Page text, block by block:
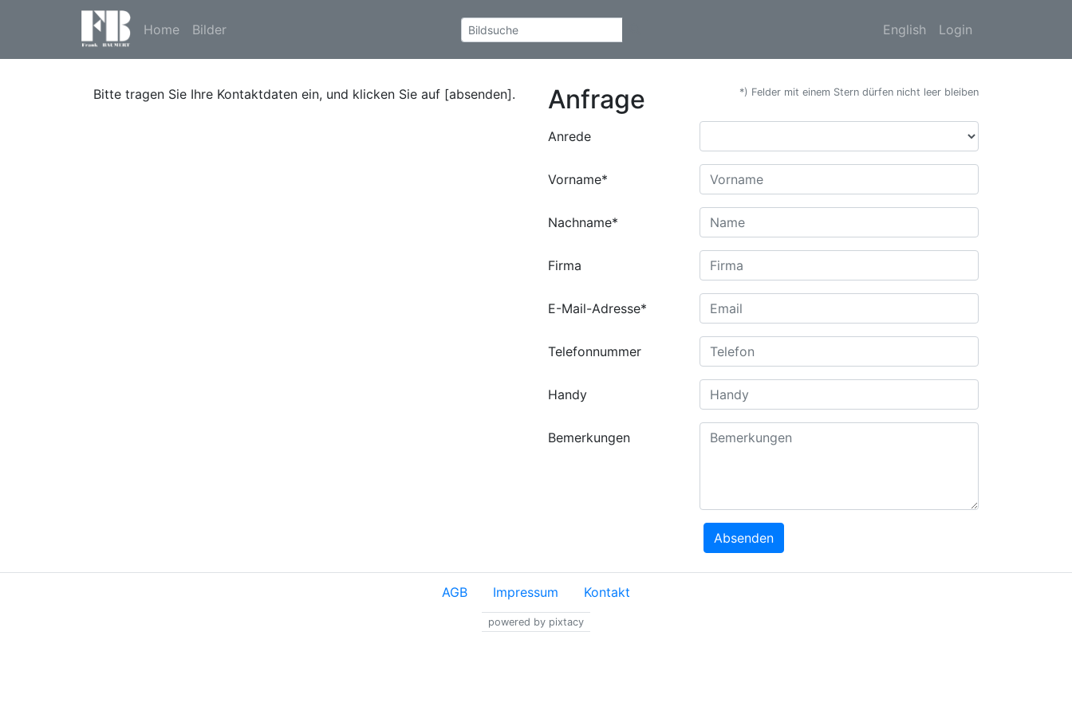
Home Bilder English Login
Bitte tragen Sie Ihre Kontaktdaten ein, und klicken Sie auf [absenden]. *) Felder mit einem Stern dürfen nicht leer bleiben
Anfrage
Anrede
Vorname*
Nachname*
Firma
E-Mail-Adresse*
Telefonnummer
Handy
Bemerkungen
Absenden
AGB Impressum Kontakt
powered by pixtacy